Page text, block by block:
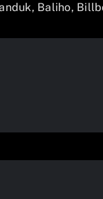
Baliho,